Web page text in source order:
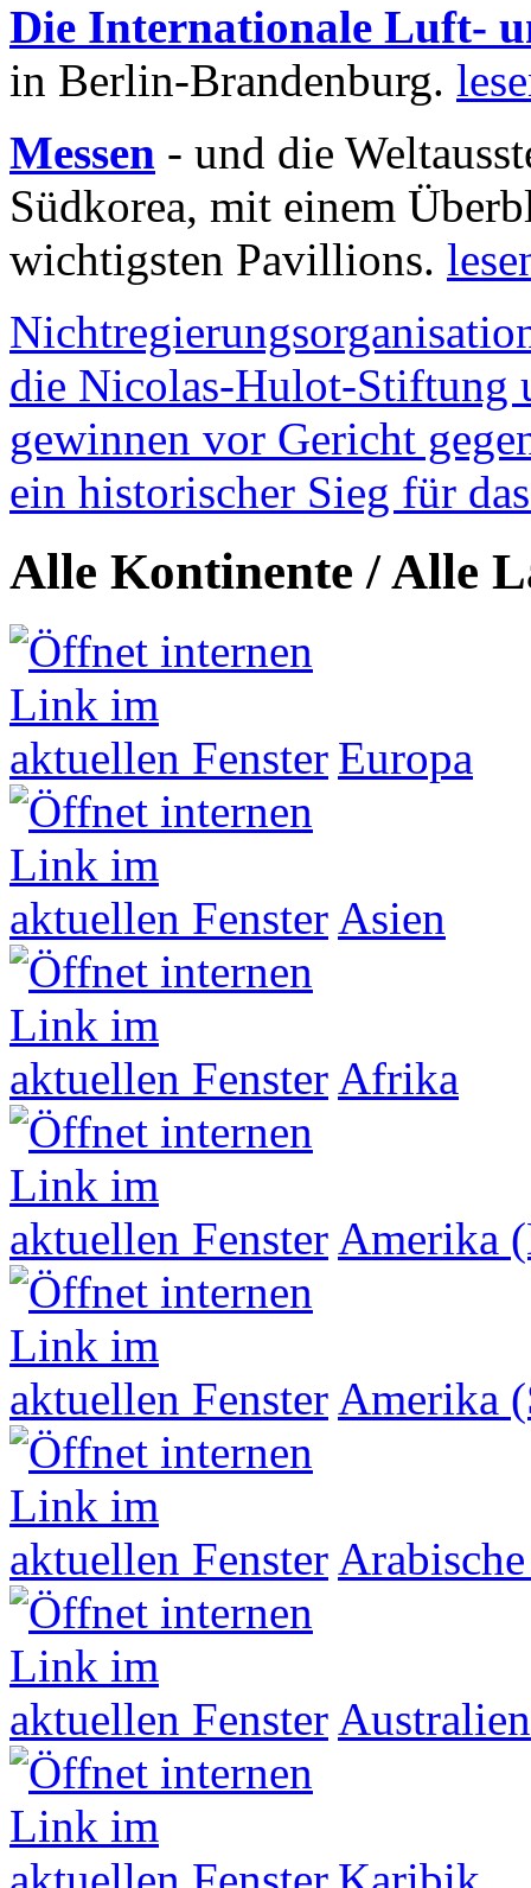
Die Internationale Luft-
in Berlin-Brandenburg.
Messen - und die
Südkorea, mit einem
wichtigsten Pavillions.
die Nicolas-Hulot-Stiftung
gewinnen vor Gericht
ein historischer Sieg für
Alle Kontinente / Alle
Europa
Asien
Afrika
Amerika
Amerika
Australien